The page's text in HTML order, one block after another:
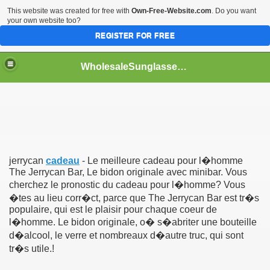
WholesaleSunglasses3b
jerrycan cadeau - Le meilleure cadeau pour l�homme
The Jerrycan Bar, Le bidon originale avec minibar. Vous
cherchez le pronostic du cadeau pour l�homme? Vous
�tes au lieu corr�ct, parce que The Jerrycan Bar est tr�s
populaire, qui est le plaisir pour chaque coeur de
l�homme. Le bidon originale, o� s�abriter une bouteille
d�alcool, le verre et nombreaux d�autre truc, qui sont
tr�s utile.!
This website was created for free with Own-Free-Website.com. Do you want
your own website too?
REGISTER FOR FREE